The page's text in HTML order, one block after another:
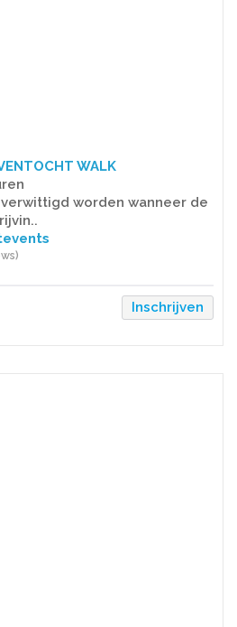
WALK
worden wanneer de
Inschrijven